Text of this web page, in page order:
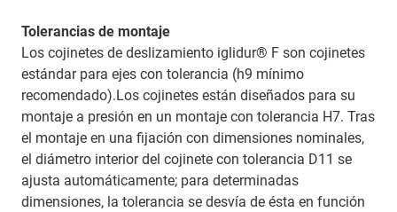
Tolerancias de montaje
Los cojinetes de deslizamiento iglidur® F son cojinetes
estándar para ejes con tolerancia (h9 mínimo
recomendado).Los cojinetes están diseñados para su
montaje a presión en un montaje con tolerancia H7. Tras
el montaje en una fijación con dimensiones nominales,
el diámetro interior del cojinete con tolerancia D11 se
ajusta automáticamente; para determinadas
dimensiones, la tolerancia se desvía de ésta en función